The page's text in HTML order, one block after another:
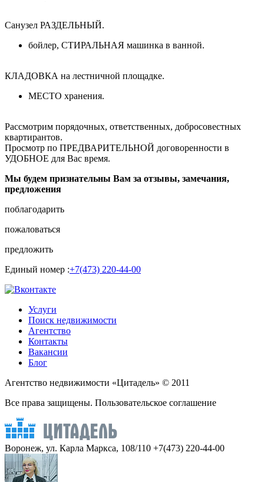
Санузел РАЗДЕЛЬНЫЙ.
бойлер, СТИРАЛЬНАЯ машинка в ванной.
КЛАДОВКА на лестничной площадке.
МЕСТО хранения.
Рассмотрим порядочных, ответственных, добросовестных
квартирантов.
Просмотр по ПРЕДВАРИТЕЛЬНОЙ договоренности в
УДОБНОЕ для Вас время.
Мы будем признательны Вам за отзывы, замечания,
предложения
поблагодарить
пожаловаться
предложить
Единый номер :+7(473) 220-44-00
Услуги
Поиск недвижимости
Агентство
Контакты
Вакансии
Блог
Агентство недвижимости «Цитадель» © 2011
Все права защищены. Пользовательское соглашение
Воронеж, ул. Карла Маркса, 108/110 +7(473) 220-44-00